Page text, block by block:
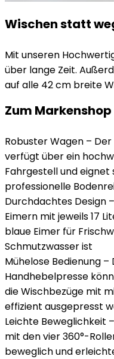
Wischen statt
Mit unseren
über lange Zeit.
auf alle 42 cm breite
Zum Markenshop
Robuster Wagen –
verfügt über ein
Fahrgestell und eignet
professionelle
Durchdachtes Design
Eimern mit jeweils 17
blaue Eimer für
Schmutzwasser ist
Mühelose Bedienung
Handhebelpresse
die Wischbezüge mit
effizient ausgepresst
Leichte Beweglichkeit
mit den vier 360°-
beweglich und